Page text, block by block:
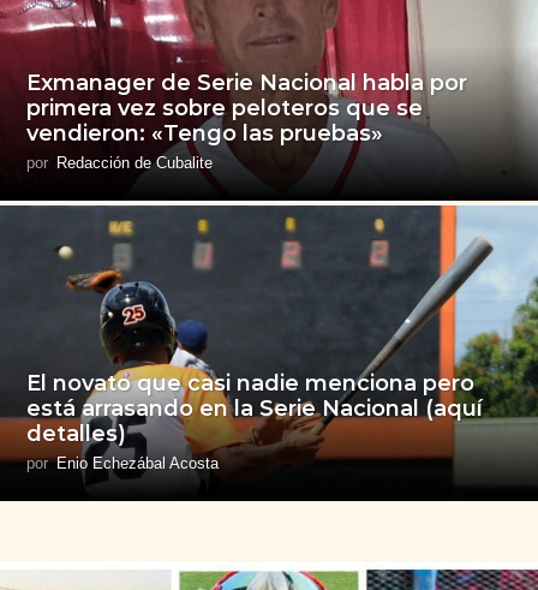
Exmanager de Serie Nacional habla por
primera vez sobre peloteros que se
vendieron: «Tengo las pruebas»
por Redacción de Cubalite
El novato que casi nadie menciona pero
está arrasando en la Serie Nacional (aquí
detalles)
por Enio Echezábal Acosta